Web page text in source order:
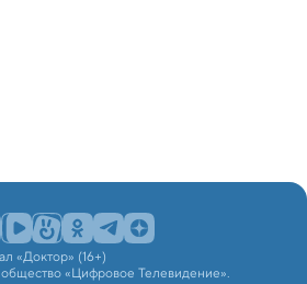
«Доктор» (16+)
«Цифровое Телевидение».